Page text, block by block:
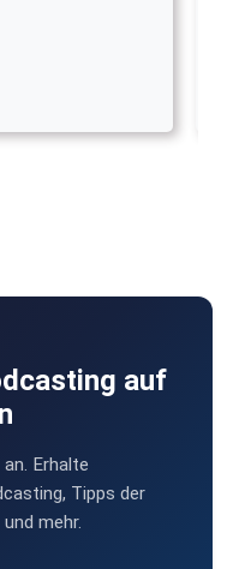
auf
Erhalte
Tipps der
mehr.